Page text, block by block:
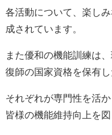
各活動について、楽し
成されています。
また優和の機能訓練は
復師の国家資格を保有し
それぞれが専門性を活
皆様の機能維持向上を図